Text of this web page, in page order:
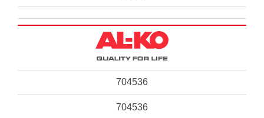
704536
704536